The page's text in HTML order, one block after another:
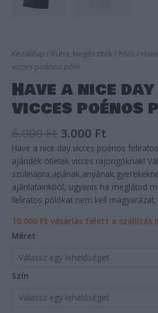
Kezdőlap / Ruha, kiegészítők/ Póló /
vicces poénos póló
Have a nice
vicces poénos
6.000Ft 3.000 Ft
Have a nice day vicces poénos
ajándék ötletek vicces rajongóknak!
ajánlatainkból, ugyanis ha meglátod
feliratos pólókat nem kell
10.000 Ft vásárlás felett a szállítás
Méret
Szín